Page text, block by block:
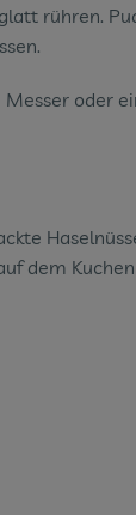
rühren.
oder
dem